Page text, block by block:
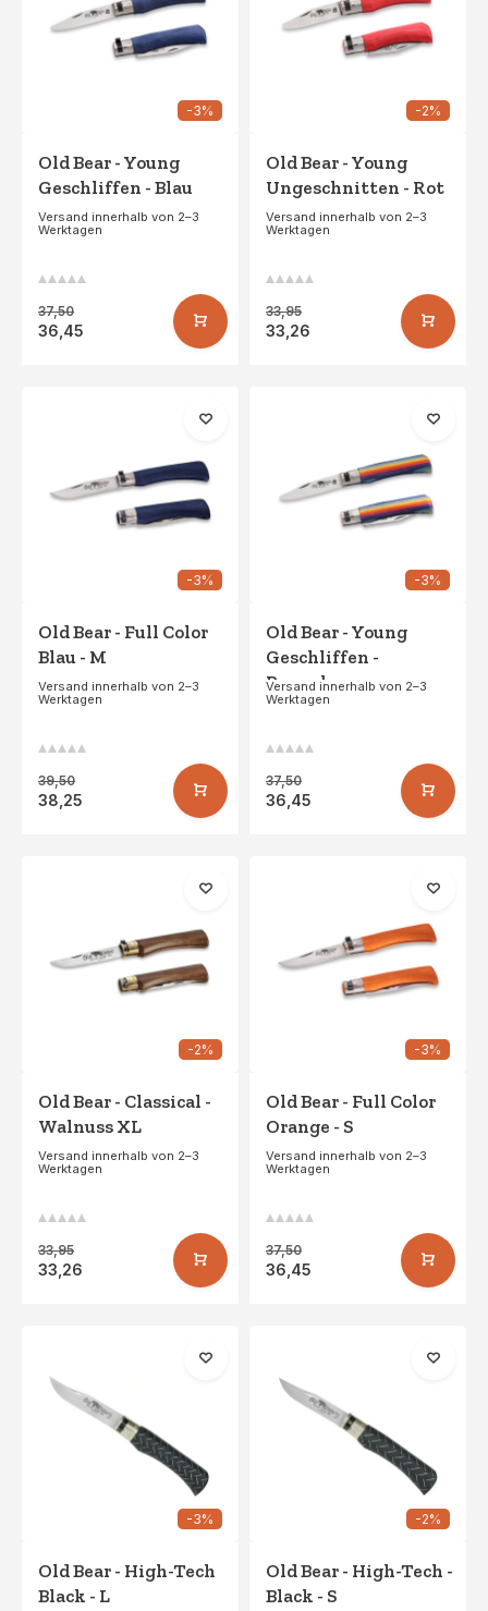
-3%
Old Bear - Young
Geschliffen - Blau
Versand innerhalb von 2–3
Werktagen
37,50
36,45
-2%
Old Bear - Young
Ungeschnitten - Rot
Versand innerhalb von 2–3
Werktagen
33,95
33,26
-3%
Old Bear - Full Color
Blau - M
Versand innerhalb von 2–3
Werktagen
39,50
38,25
-3%
Old Bear - Young
Geschliffen -
Regenbogen
Versand innerhalb von 2–3
Werktagen
37,50
36,45
-2%
Old Bear - Classical -
Walnuss XL
Versand innerhalb von 2–3
Werktagen
33,95
33,26
-3%
Old Bear - Full Color
Orange - S
Versand innerhalb von 2–3
Werktagen
37,50
36,45
-3%
Old Bear - High-Tech
Black - L
-2%
Old Bear - High-Tech -
Black - S